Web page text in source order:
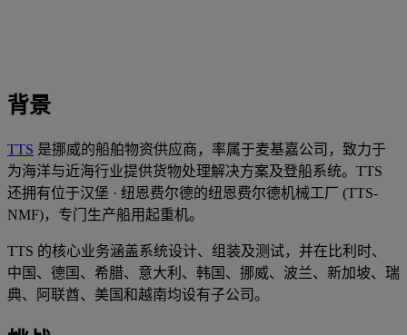
背景
TTS 是挪威的船舶物资供应商，率属于麦基嘉公司，致力于
为海洋与近海行业提供货物处理解决方案及登船系统。TTS
还拥有位于汉堡 · 纽恩费尔德的纽恩费尔德机械工厂 (TTS-
NMF)，专门生产船用起重机。
TTS 的核心业务涵盖系统设计、组装及测试，并在比利时、
中国、德国、希腊、意大利、韩国、挪威、波兰、新加坡、瑞
典、阿联酋、美国和越南均设有子公司。